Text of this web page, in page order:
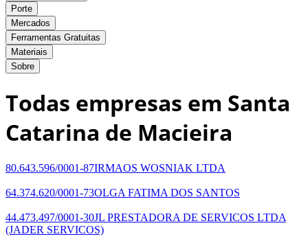
Porte
Mercados
Ferramentas Gratuitas
Materiais
Sobre
Todas empresas em Santa
Catarina de Macieira
80.643.596/0001-87IRMAOS WOSNIAK LTDA
64.374.620/0001-73OLGA FATIMA DOS SANTOS
44.473.497/0001-30JL PRESTADORA DE SERVICOS LTDA
(JADER SERVICOS)